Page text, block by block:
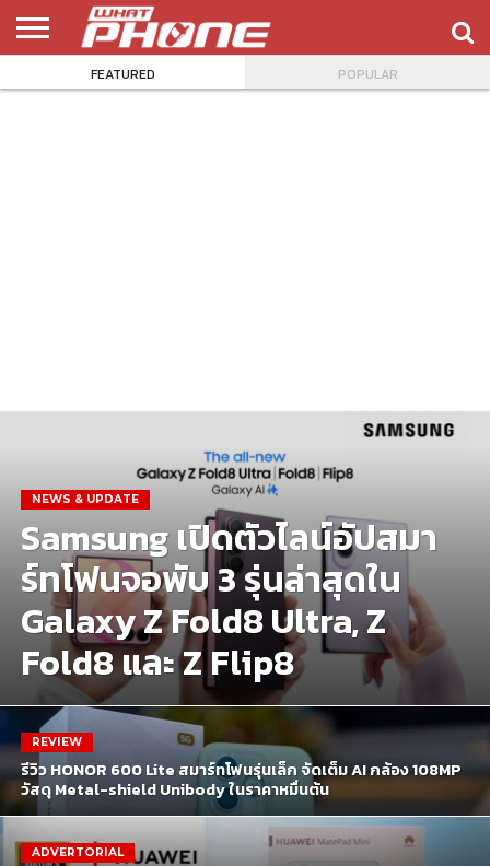
รีวิว
ทิป
แอพ
เกมส์
บทความ
COMPARISON
ติดต่อ
API
FEATURED POPULAR
NEWS & UPDATE
Samsung เปิดตัวไลน์อัปสมา
ร์ทโฟนจอพับ 3 รุ่นล่าสุดใน
Galaxy Z Fold8 Ultra, Z
Fold8 และ Z Flip8
REVIEW
รีวิว HONOR 600 Lite สมาร์ทโฟนรุ่นเล็ก จัดเต็ม AI กล้อง 108MP
วัสดุ Metal-shield Unibody ในราคาหมื่นต้น
ADVERTORIAL